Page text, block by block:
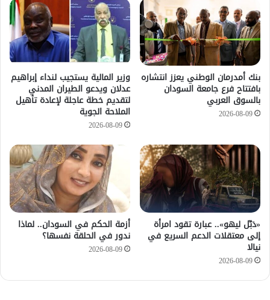
بنك أمدرمان الوطني يعزز انتشاره
بافتتاح فرع جامعة السودان
بالسوق العربي
2026-08-09
وزير المالية يستجيب لنداء إبراهيم
عدلان ويدعو الطيران المدني
لتقديم خطة عاجلة لإعادة تأهيل
الملاحة الجوية
2026-08-09
«دَبِّل ليهو».. عبارة تقود امرأة
إلى معتقلات الدعم السريع في
نيالا
2026-08-09
أزمة الحكم في السودان.. لماذا
ندور في الحلقة نفسها؟
2026-08-09